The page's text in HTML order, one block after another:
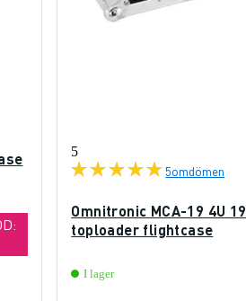
5
5omdömen
Omnitronic MCA-19 4U
toploader flightcase
I lager